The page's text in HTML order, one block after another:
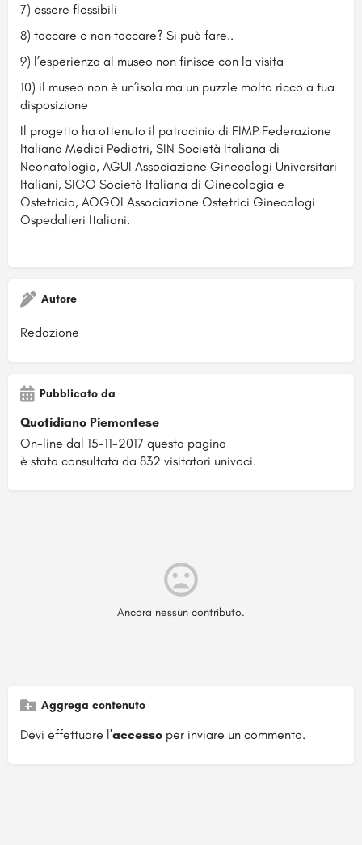
7) essere flessibili
8) toccare o non toccare? Si può fare..
9) l’esperienza al museo non finisce con la visita
10) il museo non è un’isola ma un puzzle molto ricco a tua
disposizione
Il progetto ha ottenuto il patrocinio di FIMP Federazione
Italiana Medici Pediatri, SIN Società Italiana di
Neonatologia, AGUI Associazione Ginecologi Universitari
Italiani, SIGO Società Italiana di Ginecologia e
Ostetricia, AOGOI Associazione Ostetrici Ginecologi
Ospedalieri Italiani.
Autore
Redazione
Pubblicato da
Quotidiano Piemontese
On-line dal 15-11-2017 questa pagina
è stata consultata da 832 visitatori univoci.
Ancora nessun contributo.
Aggrega contenuto
Devi effettuare l'accesso per inviare un commento.